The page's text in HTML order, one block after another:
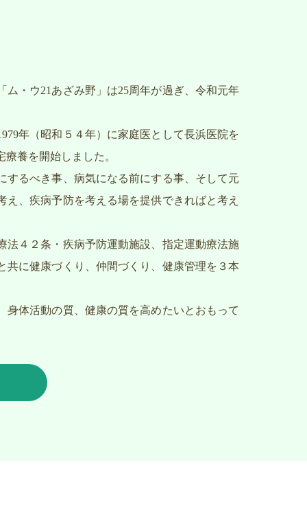
ム・ウ21あざみ野」は25周年が過ぎ、令和元年
年（昭和５４年）に家庭医として長浜医院を
養を開始しました。
するべき事、病気になる前にする事、そして元
え、疾病予防を考える場を提供できればと考え
法４２条・疾病予防運動施設、指定運動療法施
共に健康づくり、仲間づくり、健康管理を３本
身体活動の質、健康の質を高めたいとおもって